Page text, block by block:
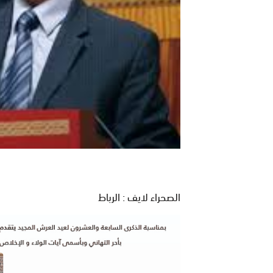
الصحراء لايف : الرباط